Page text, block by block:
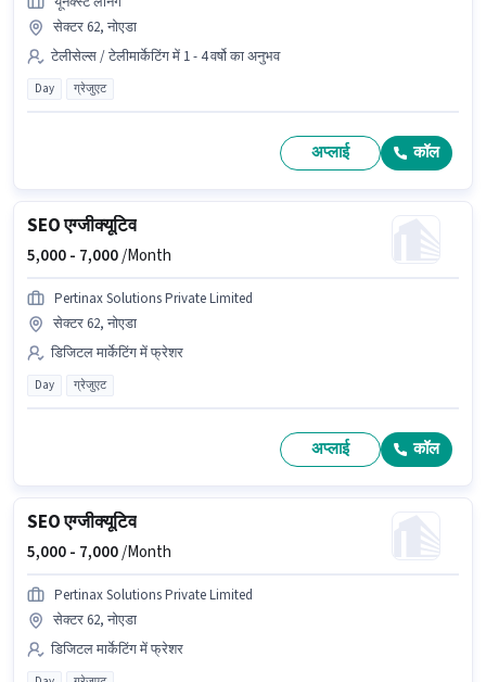
सेक्टर 62, नोएडा
टेलीसेल्स / टेलीमार्केटिंग में 1 - 4 वर्षो का अनुभव
Day ग्रेजुएट
अप्लाई कॉल
SEO एग्जीक्यूटिव
5,000 - 7,000/Month
Pertinax Solutions Private Limited
सेक्टर 62, नोएडा
डिजिटल मार्केटिंग में फ्रेशर
Day ग्रेजुएट
अप्लाई कॉल
SEO एग्जीक्यूटिव
5,000 - 7,000/Month
Pertinax Solutions Private Limited
सेक्टर 62, नोएडा
डिजिटल मार्केटिंग में फ्रेशर